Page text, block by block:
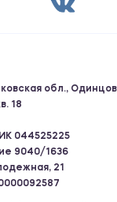
обл.,
18
044525225
9040/1636
21